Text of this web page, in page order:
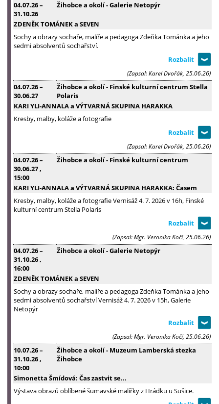
04.07.26–
31.10.26
Žihobce a okolí - Galerie Netopýr
ZDENĚK TOMÁNEK a SEVEN
Sochy a obrazy sochaře, malíře a pedagoga Zdeňka Tománka a jeho
sedmi absolventů sochařství.
(Zapsal: Karel Dvořák, 25.06.26)
04.07.26–
30.06.27
Žihobce a okolí - Finské kulturní centrum Stella
Polaris
KARI YLI-ANNALA a VÝTVARNÁ SKUPINA HARAKKA
Kresby, malby, koláže a fotografie
(Zapsal: Karel Dvořák, 25.06.26)
04.07.26–
30.06.27,
15:00
Žihobce a okolí - Finské kulturní centrum
KARI YLI-ANNALA a VÝTVARNÁ SKUPINA HARAKKA: Časem
Kresby, malby, koláže a fotografie Vernisáž 4. 7. 2026 v 16h, Finské
kulturní centrum Stella Polaris
(Zapsal: Mgr. Veronika Kočí, 25.06.26)
04.07.26–
31.10.26,
16:00
Žihobce a okolí - Galerie Netopýr
ZDENĚK TOMÁNEK a SEVEN
Sochy a obrazy sochaře, malíře a pedagoga Zdeňka Tománka a jeho
sedmi absolventů sochařství Vernisáž 4. 7. 2026 v 15h, Galerie
Netopýr
(Zapsal: Mgr. Veronika Kočí, 25.06.26)
10.07.26–
31.10.26,
10:00
Žihobce a okolí - Muzeum Lamberská stezka
Žihobce
Simonetta Šmídová: Čas zastvit se...
Výstava obrazů oblíbené šumavské malířky z Hrádku u Sušice.